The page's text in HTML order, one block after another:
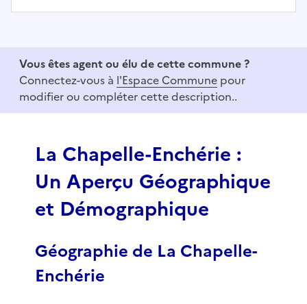
f
Vous êtes agent ou élu de cette commune ?
Connectez-vous à l'Espace Commune pour
modifier ou compléter cette description..
La Chapelle-Enchérie :
Un Aperçu Géographique
et Démographique
Géographie de La Chapelle-
Enchérie